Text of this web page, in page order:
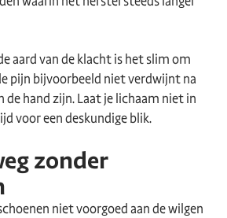
aard van de klacht is het slim om
pijn bijvoorbeeld niet verdwijnt na
de hand zijn. Laat je lichaam niet in
voor een deskundige blik.
zonder
niet voorgoed aan de wilgen